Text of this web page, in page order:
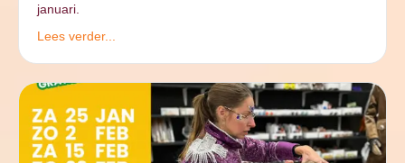
januari.
Lees verder...